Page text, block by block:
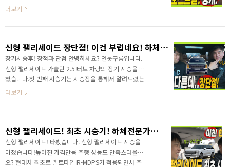
부분이 아쉬웠다면 카렌스 클라비스는 소형차의..
고 있고, 판매량에서도 르쌍쉐 유일하게 10위권을 유지
든일이죠?르노 본사도 정말 분주하고 움직이고 있는데..
라지고 있습니다.지난 영상에서는 #7인승SUV #에스파
스 페이스리프트 소식을 알려드렸는데요. 국내에서
QM6의 후속으로 거론되었는 #오스트랄 페이스리프트
가 공개되었습니다. &nbsp;&nbsp;"> 새로운 오스트
트랄의 디자인을 알려드린 것이 얼마되지 않은 것 같은
데..이제는..
더보기
신형 팰리세이드 장단점! 이건 부럽네요! 하체 전문가 고민수 반장 #장기시승기 #palisade #SUV #전자제어서스펜션
장기시승후! 장점과 단점 안녕하세요? 연못구름입니다.
신형 팰리세이드 가솔린 2.5 터보 차량의 장기 시승을 마
쳤습니다.첫 번째 시승기는 시승장을 통해서 알려드렸는
데요. 아무래도.. 시승장은 상태가 좋은 도로 환경으로 준
다. 그래서 장기시승은 하체전문가 고민수 반장님이 평소
이드는 기존 팰리세이드와 어떤 점에 차이가 있는지 하체
전문가를 통해서 만나보세요!&nbsp;&nbsp;"> 추
가로 2륜과 4륜 전자제어 서스펜션의 차이점도 문의가
많아서 함께 알려드립니다. 하체 전문가는 어떤 평가를
더보기
신형 팰리세이드! 최초 시승기! 하체전문가와 타봤어요!
신형 팰리세이드! 타봤습니다. 신형 팰리세이드 시승을
마쳤습니다!높아진 가격만큼 주행 성능도 만족스러울까
요? 현대차 최초로 벨트타입 R-MDPS가 적용되면서 주